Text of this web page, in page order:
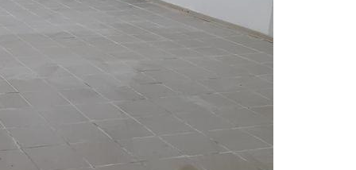
Характеристики помещения
№ объявления
Город
Москва
Шмитовский проезд, д.41
Расположено
Жилой дом